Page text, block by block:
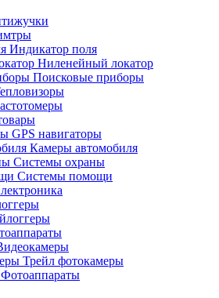
Индикатор поля
Ниленейный локатор
Поисковые приборы
GPS навигаторы
Камеры автомобиля
Системы охраны
Системы помощи
Трейл фотокамеры
Фотоаппараты